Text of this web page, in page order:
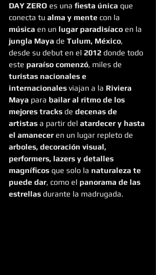
DAY ZERO es una fiesta única que
conecta tu alma y mente con la
música en un lugar paradisíaco en la
jungla Maya de Tulum, México,
desde su debut en el 2012 donde todo
este paraíso comenzó, miles de
turistas nacionales e
internacionales viajan a la Riviera
Maya para bailar al ritmo de los
mejores tracks de decenas de
artistas a partir del atardecer y hasta
el amanecer en un lugar repleto de
arboles, decoración visual,
performers, lazers y detalles
magníficos que solo la naturaleza te
puede dar, como el panorama de las
estrellas durante la madrugada.